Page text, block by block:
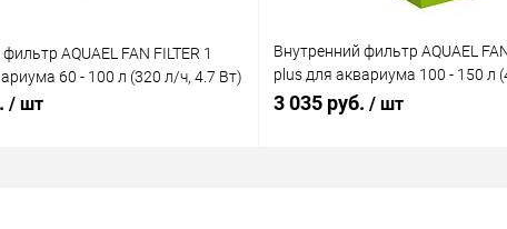
AQUAEL FAN FILTER 1
60 - 100 л (320 л/ч, 4.7 Вт)
/ шт
Внутренний фильтр AQUAEL
plus для аквариума 100 - 150 л
Вт)
3 035 руб. / шт